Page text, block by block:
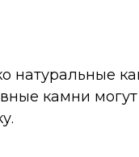
натуральные
камни